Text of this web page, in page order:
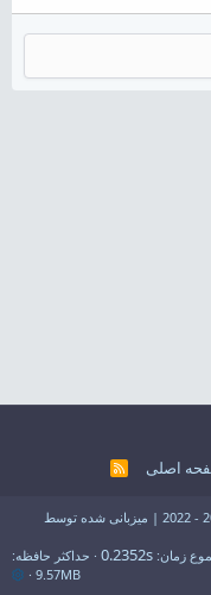
اصلی
R
©تمامی حقوق برای ایران وب ادمین محفوظ است ®2016 - 2022 | میزبانی شده توسط
زمان 0.2352s
حداکثر حافظه
9.57MB